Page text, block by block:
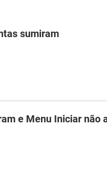
sumiram
e Menu Iniciar não